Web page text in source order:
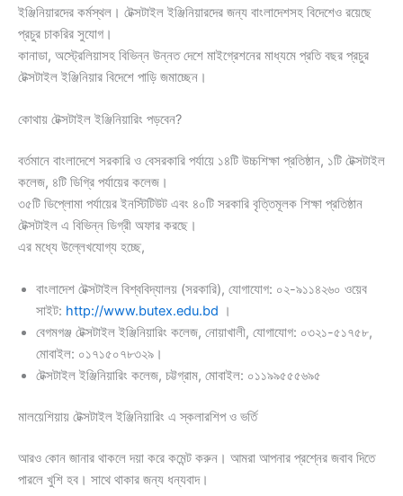
ইঞ্জিনিয়ারদের কর্মস্থল। টেক্সটাইল ইঞ্জিনিয়ারদের জন্য বাংলাদেশসহ বিদেশেও রয়েছে
প্রচুর চাকরির সুযোগ।
কানাডা, অস্ট্রেলিয়াসহ বিভিন্ন উন্নত দেশে মাইগ্রেশনের মাধ্যমে প্রতি বছর প্রচুর
টেক্সটাইল ইঞ্জিনিয়ার বিদেশে পাড়ি জমাচ্ছেন।
কোথায় টেক্সটাইল ইঞ্জিনিয়ারিং পড়বেন?
বর্তমানে বাংলাদেশে সরকারি ও বেসরকারি পর্যায়ে ১৪টি উচ্চশিক্ষা প্রতিষ্ঠান, ১টি টেক্সটাইল
কলেজ, ৪টি ডিগ্রি পর্যায়ের কলেজ।
৩৫টি ডিপ্লোমা পর্যায়ের ইনস্টিটিউট এবং ৪০টি সরকারি বৃত্তিমূলক শিক্ষা প্রতিষ্ঠান
টেক্সটাইল এ বিভিন্ন ডিগ্রী অফার করছে।
এর মধ্যে উল্লেখযোগ্য হচ্ছে,
বাংলাদেশ টেক্সটাইল বিশ্ববিদ্যালয় (সরকারি), যোগাযোগ: ০২-৯১১৪২৬০ ওয়েব
সাইট: http://www.butex.edu.bd ।
বেগমগঞ্জ টেক্সটাইল ইঞ্জিনিয়ারিং কলেজ, নোয়াখালী, যোগাযোগ: ০৩২১-৫১৭৫৮,
মোবাইল: ০১৭১৫০৭৮৩২৯।
টেক্সটাইল ইঞ্জিনিয়ারিং কলেজ, চট্টগ্রাম, মোবাইল: ০১১৯৯৫৫৫৬৯৫
মালয়েশিয়ায় টেক্সটাইল ইঞ্জিনিয়ারিং এ স্কলারশিপ ও ভর্তি
আরও কোন জানার থাকলে দয়া করে কমেন্ট করুন। আমরা আপনার প্রশ্নের জবাব দিতে
পারলে খুশি হব। সাথে থাকার জন্য ধন্যবাদ।